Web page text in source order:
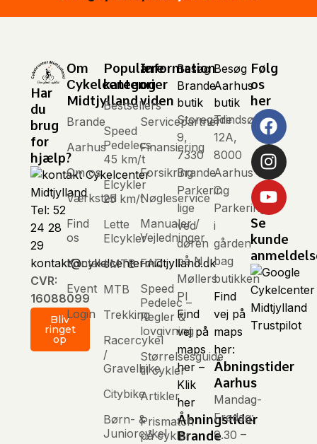
Har
du
brug
for
hjælp?
Tel: 52
24 28
29
kontakt@cykelcentermidtjylland.dk
CVR:
16088099
Bliv
ringet
op
Om
Cykelcenter
Midtjylland
Brande
Aarhus
Om os
Værksted
Find
os
Kontakt
Event
Login
Populære
kategorier
Bestsellers
Speed
Pedelecs
45 km/t
Elcykler
25 km/t
Lette
Elcykler
eMTB
MTB
Trekking
Racercykel
/
Gravelbike
Citybike
Børn- &
Juniorcykel
Information
og
viden
Servicepartner
Finansiering
Forsikring
Nøgleservice
Manualer /
Vejledninger
FAQ
Speed
Pedelec –
Regler &
lovgivning
Størrelsesguide
til cykler
Artikler
Prismatch
på cykler
Besøg
Brande
butik
Storegade
9,
7330
Brande
Parkering
lige
ved
døren
på N I
Møllers
Pl
Find
vej på
maps
her –
Klik
her
Åbningstider
Brande
Besøg
Aarhus
butik
Trindsøvej
12A,
8000
Aarhus
C
Parkering
i
gården
bag
butikken
Find
vej på
maps
her:
Åbningstider
Aarhus
Mandag-
Fredag:
9.30 –
Følg
os
her
Se
kunde
Trustpilot